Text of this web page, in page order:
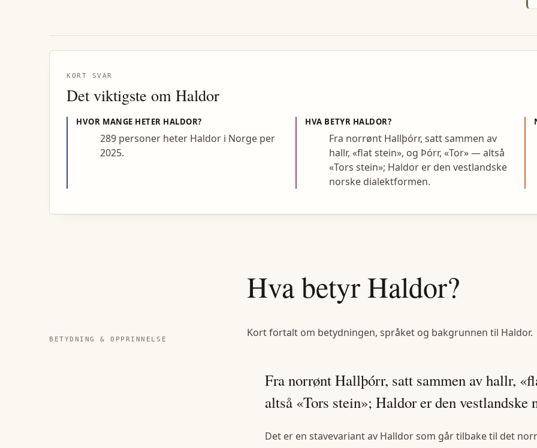
KORT SVAR
Det viktigste om Haldor
HVOR MANGE HETER HALDOR?
289 personer heter Haldor i Norge per
2025.
HVA BETYR HALDOR?
Fra norrønt Hallþórr, satt sammen av
hallr, «flat stein», og Þórr, «Tor» — altså
«Tors stein»; Haldor er den vestlandske
norske dialektformen.
BETYDNING & OPPRINNELSE
Hva betyr Haldor?
Kort fortalt om betydningen, språket og bakgrunnen til Haldor.
Fra norrønt Hallþórr, satt sammen av hallr,
altså «Tors stein»; Haldor er den vestlandske
Det er en stavevariant av Halldor som går tilbake til det